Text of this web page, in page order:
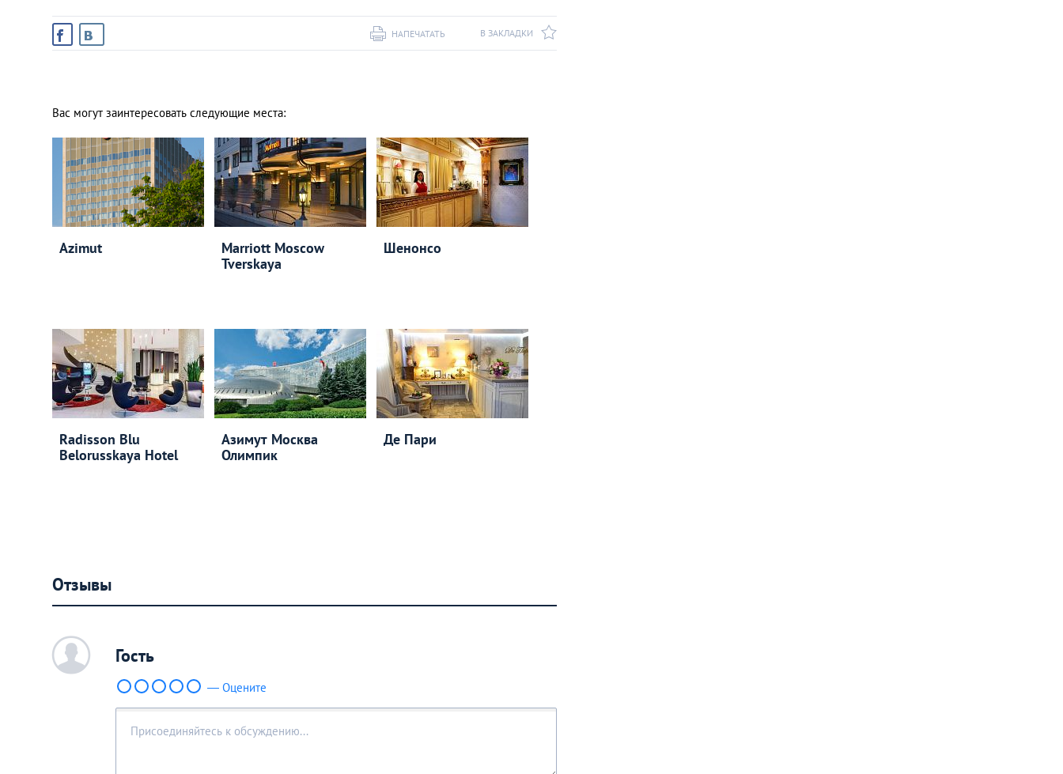
В ЗАКЛАДКИ
НАПЕЧАТАТЬ
Вас могут заинтересовать следующие места:
Azimut
Marriott Moscow
Tverskaya
Шенонсо
Radisson Blu
Belorusskaya Hotel
Азимут Москва
Олимпик
Де Пари
Отзывы
c Гость
— Оцените